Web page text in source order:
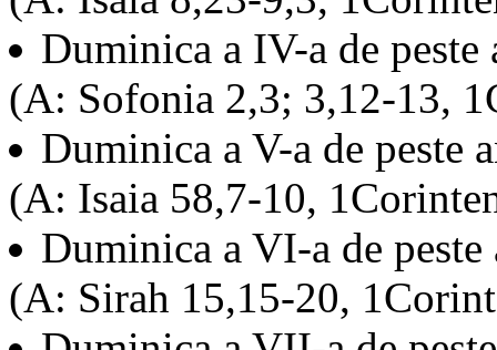
Duminica a IV-a de
(A: Sofonia 2,3; 3,12-13,
Duminica a V-a de peste
(A: Isaia 58,7-10,
Duminica a VI-a de
(A: Sirah 15,15-20,